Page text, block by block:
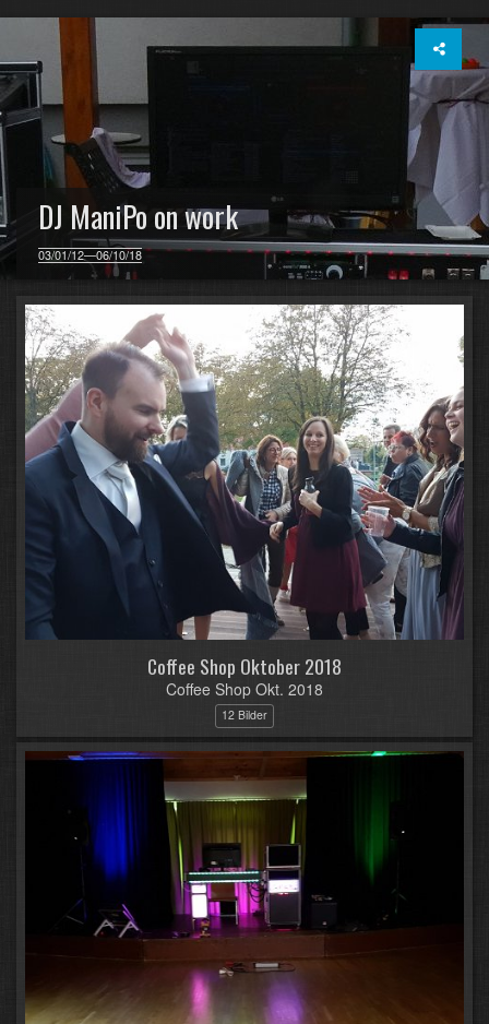
DJ ManiPo on work
03/01/12—06/10/18
Coffee Shop Oktober 2018
Coffee Shop Okt. 2018
12 Bilder